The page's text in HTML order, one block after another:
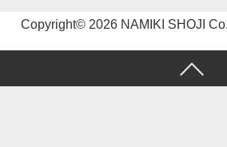
Copyright© 2026 NAMIKI SHOJI